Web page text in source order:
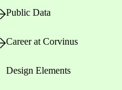
Public Data
Career at Corvinus
Design Elements